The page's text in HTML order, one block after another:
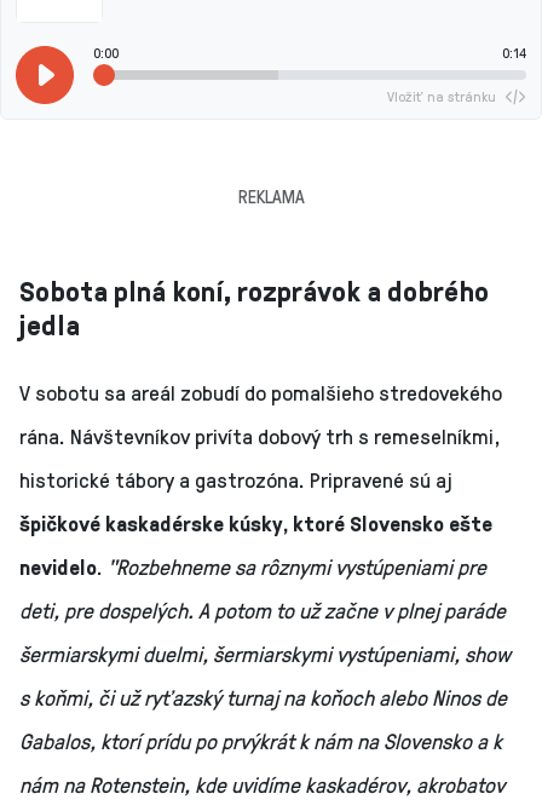
0:00 0:14
Vložiť na stránku
REKLAMA
Sobota plná koní, rozprávok a dobrého
jedla
V sobotu sa areál zobudí do pomalšieho stredovekého
rána. Návštevníkov privíta dobový trh s remeselníkmi,
historické tábory a gastrozóna. Pripravené sú aj
špičkové kaskadérske kúsky, ktoré Slovensko ešte
nevidelo. "Rozbehneme sa rôznymi vystúpeniami pre
deti, pre dospelých. A potom to už začne v plnej paráde
šermiarskymi duelmi, šermiarskymi vystúpeniami, show
s koňmi, či už ryťazský turnaj na koňoch alebo Ninos de
Gabalos, ktorí prídu po prvýkrát k nám na Slovensko a k
nám na Rotenstein, kde uvidíme kaskadérov, akrobatov